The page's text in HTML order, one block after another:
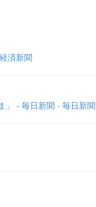
済新聞
」 - 毎日新聞 - 毎日新聞